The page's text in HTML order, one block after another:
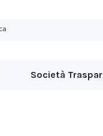
Società